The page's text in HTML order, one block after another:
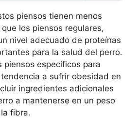
piensos tienen menos
los piensos regulares,
nivel adecuado de proteínas
para la salud del perro.
piensos específicos para
a sufrir obesidad en
ingredientes adicionales
a mantenerse en un peso
fibra.